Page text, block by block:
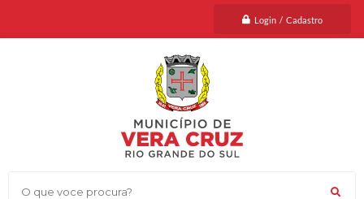
Login / Cadastro
O que voce procura?